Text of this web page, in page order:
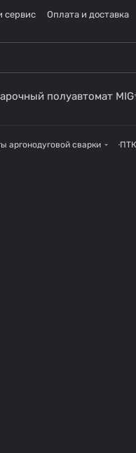
сервис Оплата и доставка
полуавтомат MIG
аргонодуговой сварки